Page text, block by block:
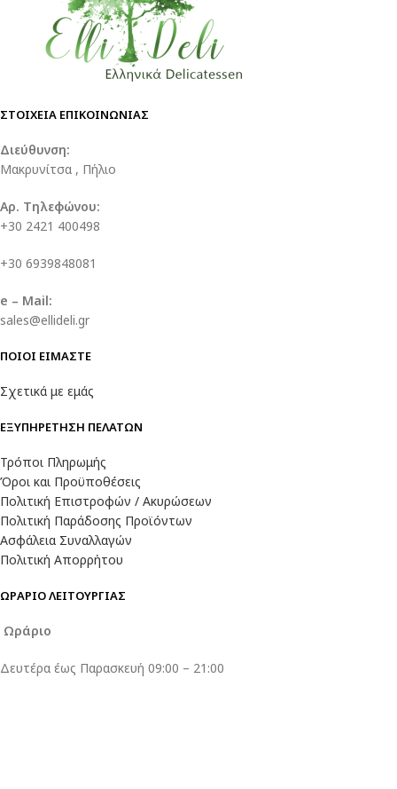
ΣΤΟΙΧΕΙΑ ΕΠΙΚΟΙΝΩΝΙΑΣ
Διεύθυνση:
Μακρυνίτσα , Πήλιο
Αρ. Τηλεφώνου:
+30 2421 400498
+30 6939848081
e – Mail:
sales@ellideli.gr
ΠΟΙΟΙ ΕΙΜΑΣΤΕ
Σχετικά με εμάς
ΕΞΥΠΗΡΕΤΗΣΗ ΠΕΛΑΤΩΝ
Τρόποι Πληρωμής
Όροι και Προϋποθέσεις
Πολιτική Επιστροφών / Ακυρώσεων
Πολιτική Παράδοσης Προϊόντων
Ασφάλεια Συναλλαγών
Πολιτική Απορρήτου
ΩΡΑΡΙΟ ΛΕΙΤΟΥΡΓΙΑΣ
Ωράριο
Δευτέρα έως Παρασκευή 09:00 – 21:00